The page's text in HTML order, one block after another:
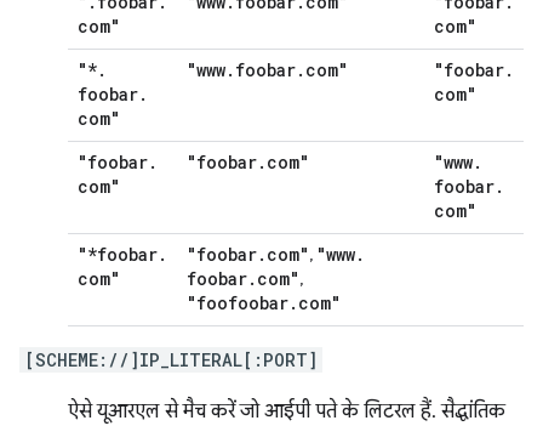
com"
com"
"*.
foobar.
com"
"www. foobar. com" "foobar.
com"
"foobar.
com"
"foobar. com" "www.
foobar.
com"
"*foobar.
com"
"foobar. com", "www.
foobar. com",
"foofoobar. com"
[SCHEME://]IP_LITERAL[:PORT]
ऐसे यूआरएल से मैच करें जो आईपी पते के लिटरल हैं. सैद्धांतिक